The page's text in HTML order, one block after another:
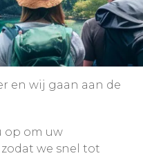
en wij gaan aan de
op om uw
we snel tot